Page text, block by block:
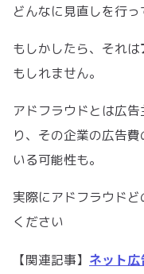
どんなに見直しを行っ
もしかしたら、それは
もしれません。
アドフラウドとは広
り、その企業の広告
いる可能性も。
実際にアドフラウド
ください
【関連記事】 ネット